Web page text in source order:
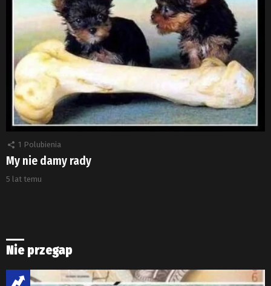
1 Polubienia
My nie damy rady
5 lat temu
Nie przegap